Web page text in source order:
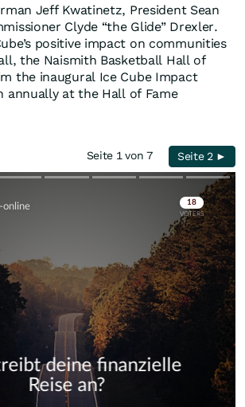
Jeff Kwatinetz, President Sean
Clyde “the Glide” Drexler.
positive impact on communities
the Naismith Basketball Hall of
the inaugural Ice Cube Impact
annually at the Hall of Fame
Seite 1 von 7 Seite 2 ►
Skip